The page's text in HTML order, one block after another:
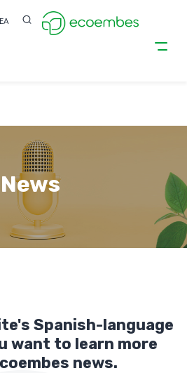
News
Spanish-language
want to learn more
news.